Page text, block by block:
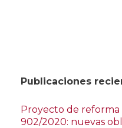
Publicaciones
Proyecto de
902/2020: nuevas